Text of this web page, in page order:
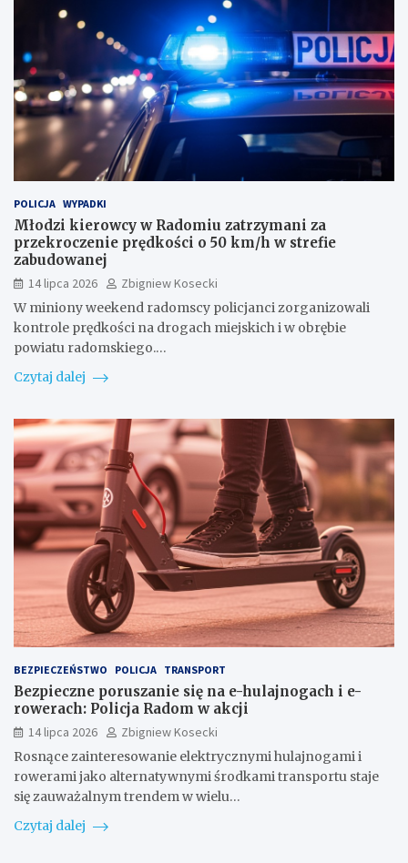
POLICJA WYPADKI
Młodzi kierowcy w Radomiu zatrzymani za
przekroczenie prędkości o 50 km/h w strefie
zabudowanej
14 lipca 2026
Zbigniew Kosecki
W miniony weekend radomscy policjanci zorganizowali
kontrole prędkości na drogach miejskich i w obrębie
powiatu radomskiego.…
Czytaj dalej
BEZPIECZEŃSTWO POLICJA TRANSPORT
Bezpieczne poruszanie się na e-hulajnogach i e-
rowerach: Policja Radom w akcji
14 lipca 2026
Zbigniew Kosecki
Rosnące zainteresowanie elektrycznymi hulajnogami i
rowerami jako alternatywnymi środkami transportu staje
się zauważalnym trendem w wielu…
Czytaj dalej